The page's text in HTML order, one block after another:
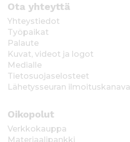
Ota yhteyttä
Yhteystiedot
Työpaikat
Palaute
Kuvat, videot ja logot
Medialle
Tietosuojaselosteet
Lähetysseuran ilmoituskanava
Oikopolut
Verkkokauppa
Materiaalipankki